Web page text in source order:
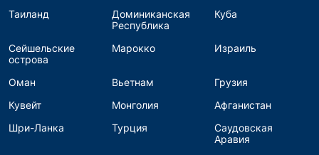
Таиланд
Доминиканская
Республика
Куба
Сейшельские
острова
Марокко Израиль
Оман Вьетнам
Грузия
Кувейт
Монголия
Афганистан
Шри-Ланка
Турция
Саудовская
Аравия